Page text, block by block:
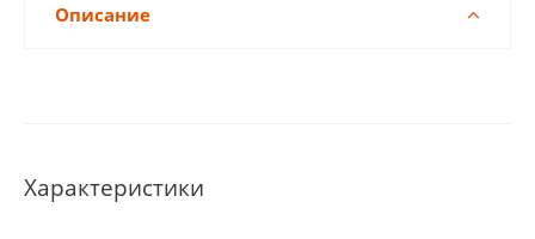
Описание
Характеристики